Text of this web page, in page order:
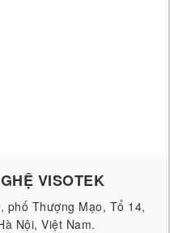
VISOTEK
phố Thượng Mạo, Tổ 14,
Nội, Việt Nam.